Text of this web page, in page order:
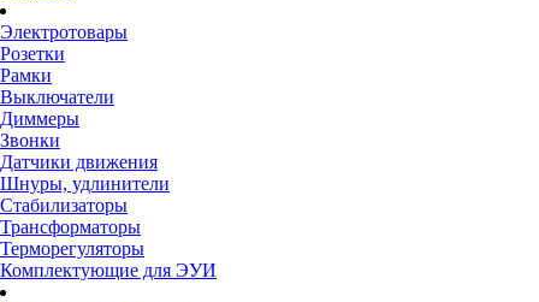
Электротовары
Розетки
Рамки
Выключатели
Диммеры
Звонки
Датчики движения
Шнуры, удлинители
Стабилизаторы
Трансформаторы
Терморегуляторы
Комплектующие для ЭУИ